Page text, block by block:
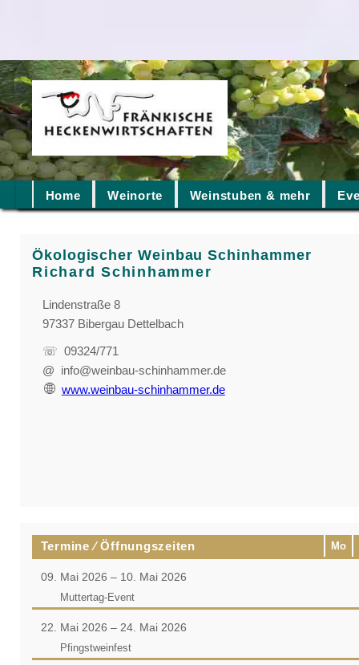
Home Weinorte Weinstuben & mehr
Ökologischer Weinbau Schinhammer
Richard Schinhammer
Lindenstraße 8
97337 Bibergau Dettelbach
☏ 09324/771
@ info@weinbau-schinhammer.de
www.weinbau-schinhammer.de
Termine ⁄ Öffnungszeiten Mo
09. Mai 2026 – 10. Mai 2026
Muttertag-Event
22. Mai 2026 – 24. Mai 2026
Pfingstweinfest